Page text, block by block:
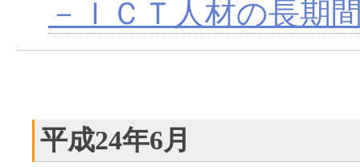
－ＩＣＴ人材の長期
平成24年6月